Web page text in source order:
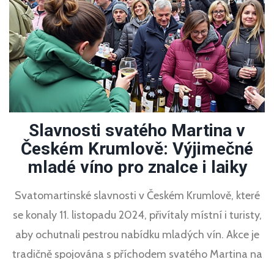
Slavnosti svatého Martina v
Českém Krumlově: Výjimečné
mladé víno pro znalce i laiky
Svatomartinské slavnosti v Českém Krumlově, které
se konaly 11. listopadu 2024, přivítaly místní i turisty,
aby ochutnali pestrou nabídku mladých vín. Akce je
tradičně spojována s příchodem svatého Martina na